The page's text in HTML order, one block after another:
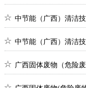
中节能（广西）清洁